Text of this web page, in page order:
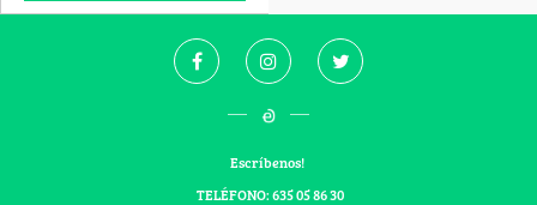
Escríbenos!
TELÉFONO: 635 05 86 30